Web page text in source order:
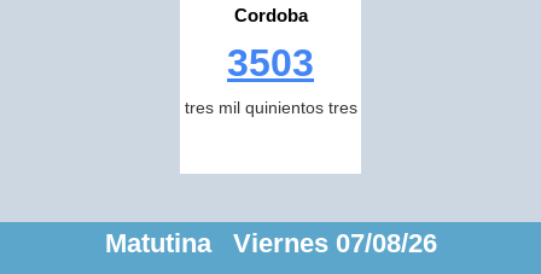
Cordoba
3503
tres mil quinientos tres
Matutina Viernes 07/08/26